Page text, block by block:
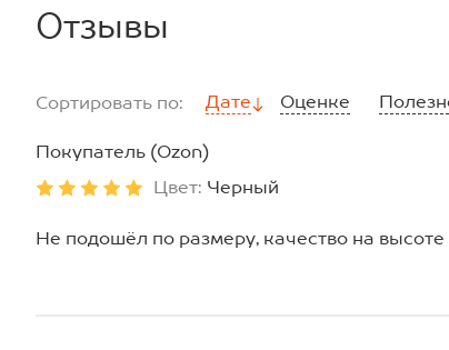
Отзывы
Сортировать по: Дате Оценке
Покупатель (Ozon)
Цвет: Черный
Не подошёл по размеру, качество на высоте